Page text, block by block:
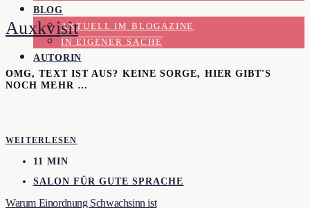
BLOG
AKTUELL IM BLOGAZINE
IN EIGENER SACHE
AUTORIN
Auxkvisit
OMG, TEXT IST AUS? KEINE SORGE, HIER GIBT'S
NOCH MEHR …
WEITERLESEN
11 MIN
SALON FÜR GUTE SPRACHE
Warum Einordnung Schwachsinn ist